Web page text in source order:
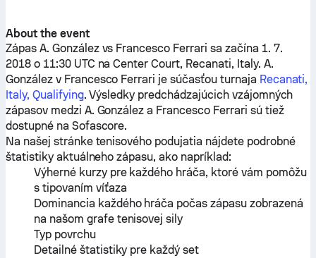
About the event
Zápas A. Gonzálezvs Francesco Ferrari sa začína 1. 7.
2018 o 11:30 UTC na Center Court, Recanati, Italy. A.
Gonzálezv Francesco Ferrari je súčasťou turnaja Recanati,
Italy, Qualifying. Výsledky predchádzajúcich vzájomných
zápasov medzi A. González a Francesco Ferrari sú tiež
dostupné na Sofascore.
Na našej stránke tenisového podujatia nájdete podrobné
štatistiky aktuálneho zápasu, ako napríklad:
Výherné kurzy pre každého hráča, ktoré vám pomôžu
s tipovaním víťaza
Dominancia každého hráča počas zápasu zobrazená
na našom grafe tenisovej sily
Typ povrchu
Detailné štatistiky pre každý set